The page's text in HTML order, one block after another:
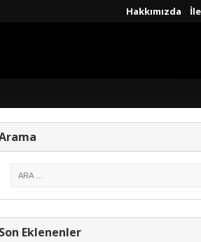
Hakkımızda
Son Eklenenler